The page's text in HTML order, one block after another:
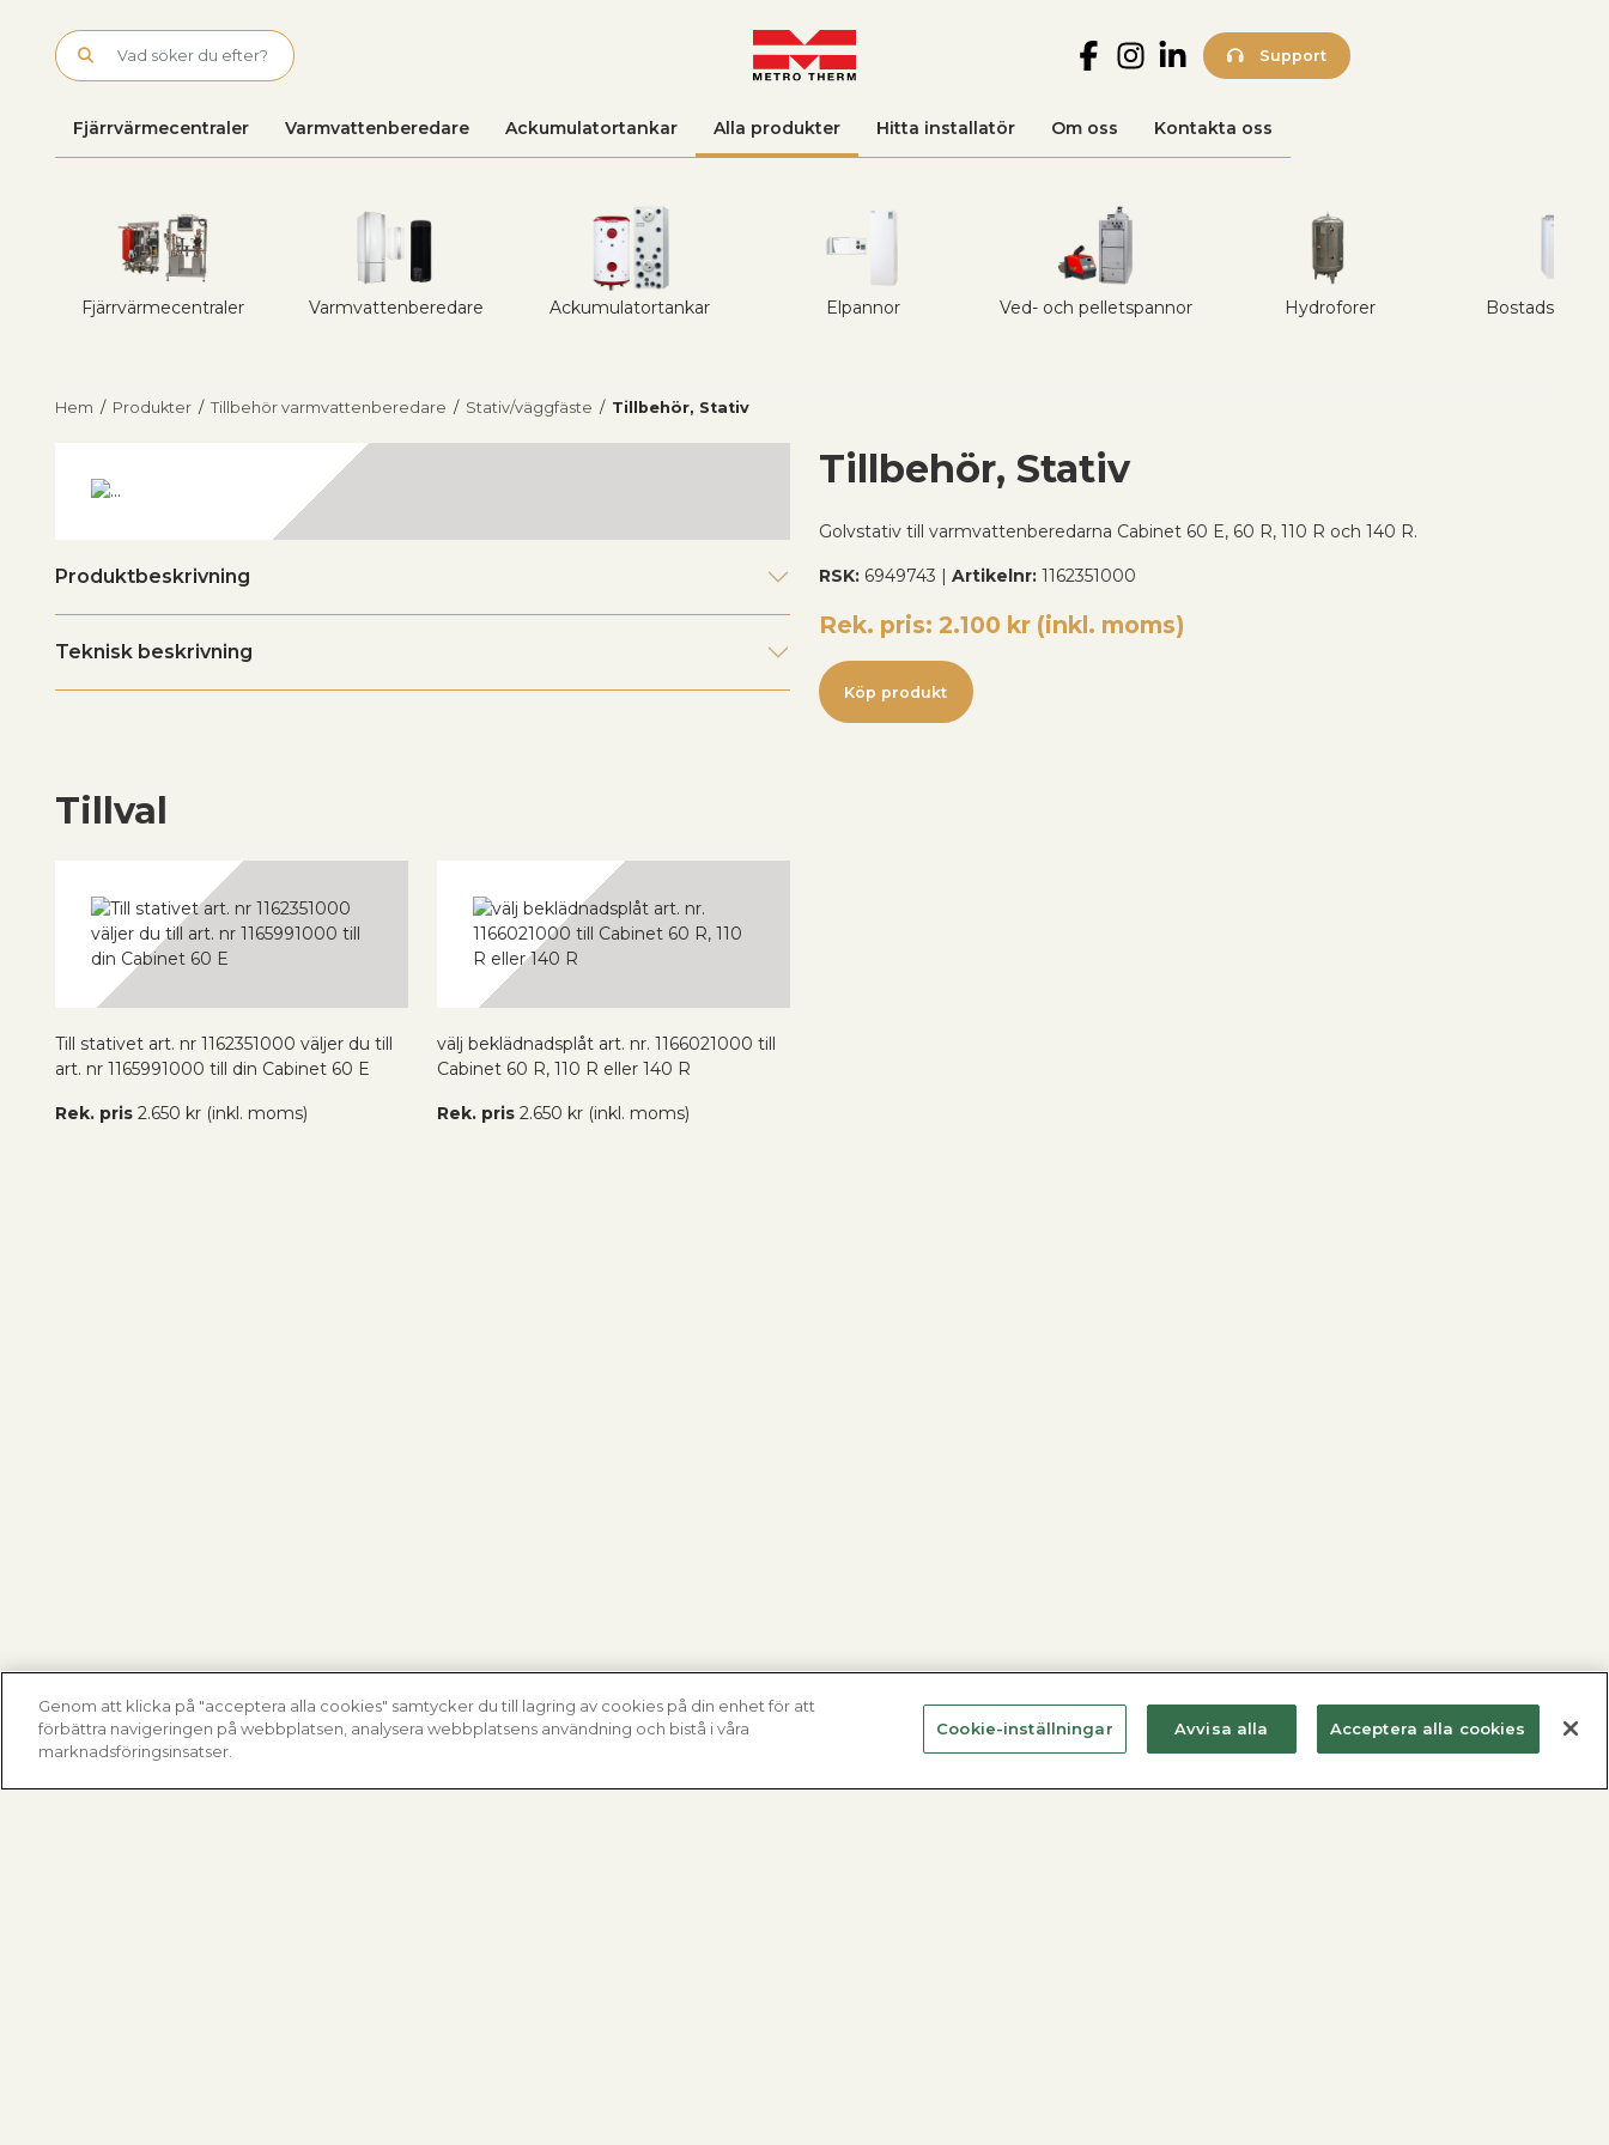
Support
Fjärrvärmecentraler Varmvattenberedare Ackumulatortankar Alla produkter Hitta installatör Om oss Kontakta oss
Fjärrvärmecentraler Varmvattenberedare Ackumulatortankar Elpannor Ved- och pelletspannor Hydroforer
Hem / Produkter/ Tillbehör varmvattenberedare / Stativ/väggfäste / Tillbehör, Stativ
Produktbeskrivning
Teknisk beskrivning
Tillbehör, Stativ
Golvstativ till varmvattenberedarna Cabinet 60 E, 60 R, 110 R och 140 R.
RSK:6949743 | Artikelnr:1162351000
Rek. pris: 2.100 kr (inkl. moms)
Köp produkt
Tillval
Till stativet art. nr 1162351000 väljer du till
art. nr 1165991000 till din Cabinet 60 E
Rek. pris2.650 kr (inkl. moms)
välj beklädnadsplåt art. nr. 1166021000 till
Cabinet 60 R, 110 R eller 140 R
Rek. pris2.650 kr (inkl. moms)
Genom att klicka på "acceptera alla cookies" samtycker du till lagring av cookies på din enhet för att
förbättra navigeringen på webbplatsen, analysera webbplatsens användning och bistå i våra
marknadsföringsinsatser.
Cookie-inställningar Avvisa alla Acceptera alla cookies